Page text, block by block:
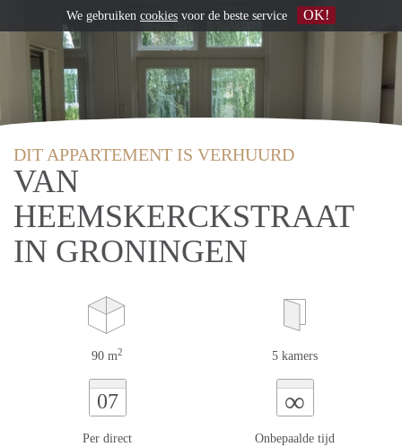
DIT APPARTEMENT IS VERHUURD
VAN
HEEMSKERCKSTRAAT
IN GRONINGEN
90 m2 5 kamers
07
Per direct
∞
Onbepaalde tijd
We gebruiken cookies voor de beste service OK!